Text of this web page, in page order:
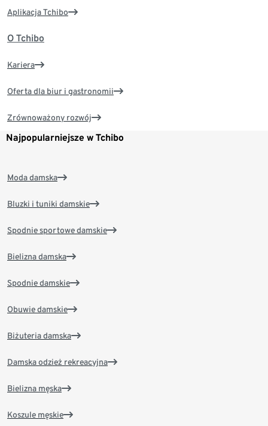
Aplikacja Tchibo
O Tchibo
Kariera
Oferta dla biur i gastronomii
Zrównoważony rozwój
Najpopularniejsze w Tchibo
Moda damska
Bluzki i tuniki damskie
Spodnie sportowe damskie
Bielizna damska
Spodnie damskie
Obuwie damskie
Biżuteria damska
Damska odzież rekreacyjna
Bielizna męska
Koszule męskie